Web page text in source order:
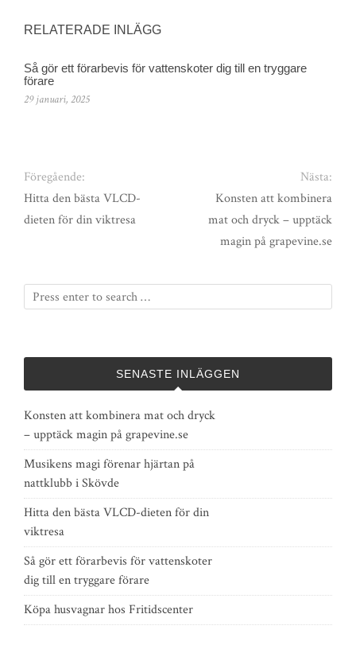
RELATERADE INLÄGG
Så gör ett förarbevis för vattenskoter dig till en tryggare
förare
29 januari, 2025
Föregående:
Hitta den bästa VLCD-
dieten för din viktresa
Nästa:
Konsten att kombinera
mat och dryck – upptäck
magin på grapevine.se
SENASTE INLÄGGEN
Konsten att kombinera mat och dryck
– upptäck magin på grapevine.se
Musikens magi förenar hjärtan på
nattklubb i Skövde
Hitta den bästa VLCD-dieten för din
viktresa
Så gör ett förarbevis för vattenskoter
dig till en tryggare förare
Köpa husvagnar hos Fritidscenter